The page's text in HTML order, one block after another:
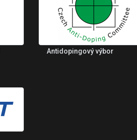
Antidopingový výbor